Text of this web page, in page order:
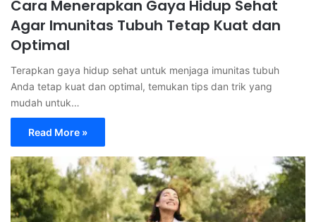
Cara Menerapkan Gaya Hidup Sehat
Agar Imunitas Tubuh Tetap Kuat dan
Optimal
Terapkan gaya hidup sehat untuk menjaga imunitas tubuh
Anda tetap kuat dan optimal, temukan tips dan trik yang
mudah untuk…
Read More »